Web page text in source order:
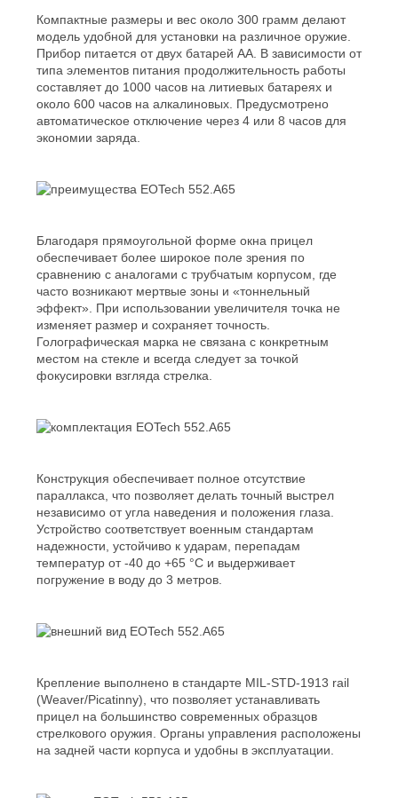
Компактные размеры и вес около 300 грамм делают
модель удобной для установки на различное оружие.
Прибор питается от двух батарей АА. В зависимости от
типа элементов питания продолжительность работы
составляет до 1000 часов на литиевых батареях и
около 600 часов на алкалиновых. Предусмотрено
автоматическое отключение через 4 или 8 часов для
экономии заряда.
Благодаря прямоугольной форме окна прицел
обеспечивает более широкое поле зрения по
сравнению с аналогами с трубчатым корпусом, где
часто возникают мертвые зоны и «тоннельный
эффект». При использовании увеличителя точка не
изменяет размер и сохраняет точность.
Голографическая марка не связана с конкретным
местом на стекле и всегда следует за точкой
фокусировки взгляда стрелка.
Конструкция обеспечивает полное отсутствие
параллакса, что позволяет делать точный выстрел
независимо от угла наведения и положения глаза.
Устройство соответствует военным стандартам
надежности, устойчиво к ударам, перепадам
температур от -40 до +65 °С и выдерживает
погружение в воду до 3 метров.
Крепление выполнено в стандарте MIL-STD-1913 rail
(Weaver/Picatinny), что позволяет устанавливать
прицел на большинство современных образцов
стрелкового оружия. Органы управления расположены
на задней части корпуса и удобны в эксплуатации.